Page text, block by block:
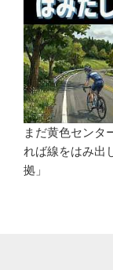
まだ黄色センタ
れば線をはみ出
拠」